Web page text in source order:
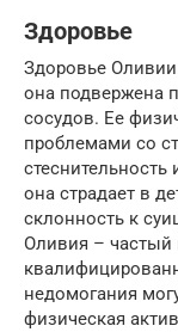
Здоровье
Здоровье Оливии
она подвержена
сосудов. Ее
проблемами со
она страдает в
склонность к
Оливия – частый
недомогания
физическая